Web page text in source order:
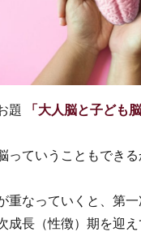
題 「大人脳と子ども脳
っていうこともできる
重なっていくと、第
成長（性徴）期を迎